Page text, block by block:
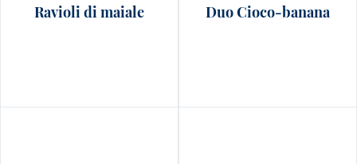
Ravioli di maiale Duo Cioco-banana